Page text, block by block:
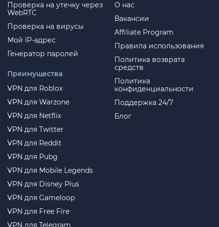
О нас
Вакансии
Affiliate Program
Правила использования
Политика возврата
средств
Политика
конфиденциальности
Поддержка 24/7
Блог
Проверка на утечку через
WebRTC
Проверка на вирусы
Мой IP-адрес
Генератор паролей
Преимущества
VPN для Roblox
VPN для Warzone
VPN для Netflix
VPN для Twitter
VPN для Reddit
VPN для Pubg
VPN для Mobile Legends
VPN для Disney Plus
VPN для Gameloop
VPN для Free Fire
VPN для Telegram